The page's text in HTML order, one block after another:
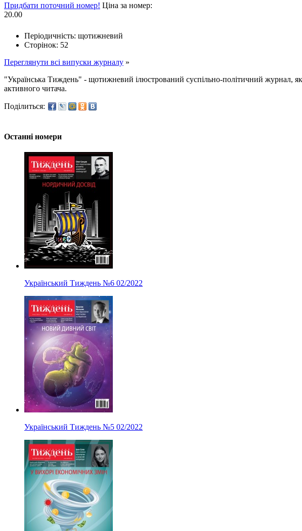
Придбати поточний номер! Ціна за номер:
20.00
Періодичність: щотижневий
Сторінок: 52
Переглянути всі випуски журналу »
"Українська Тиждень" - щотижневий ілюстрований суспільно-політичний журнал,
активного читача.
Поділиться:
Останні номери
Український Тиждень №6 02/2022
Український Тиждень №5 02/2022